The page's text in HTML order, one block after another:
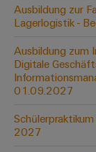
von
und
Ausbildung zur
Lagerlogistik -
Ausbildung zum
Digitale
01.09.2027
2027